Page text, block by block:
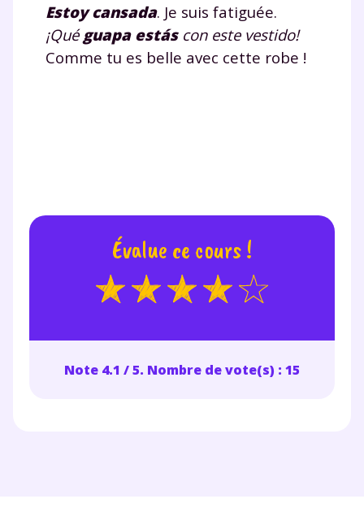
Estoy cansada. Je suis fatiguée.
¡Qué guapa estáscon este vestido!
Comme tu es belle avec cette robe !
Évalue ce cours !
Note 4.1 / 5. Nombre de vote(s) : 15